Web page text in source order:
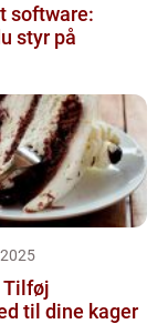
software:
styr på
Tilføj
til dine kager